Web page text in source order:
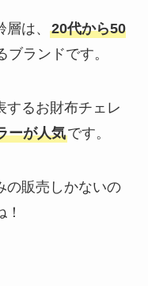
は、 20代から50
ランドです。
するお財布チェレ
ーが人気です。
の販売しかないの